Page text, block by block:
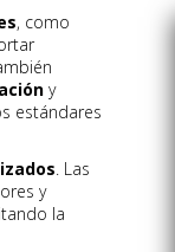
, como
y
estándares
. Las
y
la